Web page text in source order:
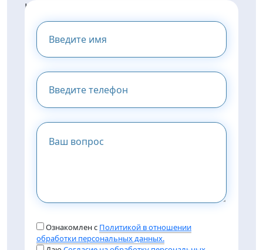
НАПИШИТЕ НАМ И МЫ
ПРЕДОСТАВИМ ВАМ
КОНСУЛЬТАЦИЮ
Ознакомлен с Политикой в отношении
обработки персональных данных.